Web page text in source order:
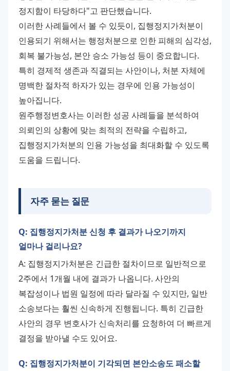
정지함이 타당하다"고 판단했습니다.
이러한 사례들에서 볼 수 있듯이, 집행정지가처분이
인용되기 위해서는 행정처분으로 인한 피해의 심각성,
회복 불가능성, 본안 승소 가능성 등이 중요합니다.
특히 경제적 생존과 직결되는 사안이나, 처분 자체에
명백한 절차적 하자가 있는 경우에 인용 가능성이
높아집니다.
원주행정변호사는 이러한 성공 사례들을 분석하여
의뢰인의 상황에 맞는 최적의 전략을 수립하고,
집행정지가처분의 인용 가능성을 최대화할 수 있도록
도움을 드립니다.
자주 묻는 질문
Q: 집행정지가처분 신청 후 결과가 나오기까지
얼마나 걸리나요?
A: 집행정지가처분은 긴급한 절차이므로 일반적으로
2주에서 1개월 내에 결과가 나옵니다. 사안의
복잡성이나 법원 일정에 따라 달라질 수 있지만, 일반
소송보다는 훨씬 신속하게 진행됩니다. 특히 긴급한
사안의 경우 변호사가 신속처리를 요청하여 더 빠르게
결정을 받아낼 수도 있어요.
Q: 집행정지가처분이 기각되면 본안소송도 패소할